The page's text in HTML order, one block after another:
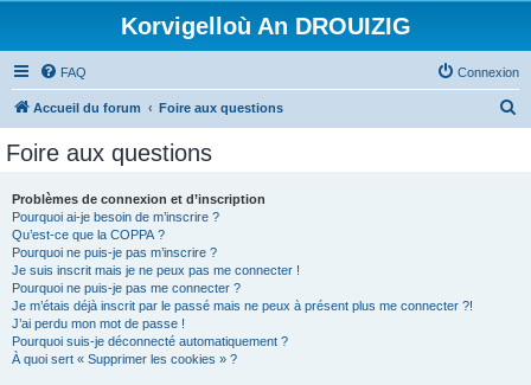
Korvigelloù An DROUIZIG
FAQ Connexion
Accueil du forum Foire aux questions
Foire aux questions
Problèmes de connexion et d’inscription
Pourquoi ai-je besoin de m’inscrire ?
Qu’est-ce que la COPPA ?
Pourquoi ne puis-je pas m’inscrire ?
Je suis inscrit mais je ne peux pas me connecter !
Pourquoi ne puis-je pas me connecter ?
Je m’étais déjà inscrit par le passé mais ne peux à présent plus me connecter ?!
J’ai perdu mon mot de passe !
Pourquoi suis-je déconnecté automatiquement ?
À quoi sert « Supprimer les cookies » ?